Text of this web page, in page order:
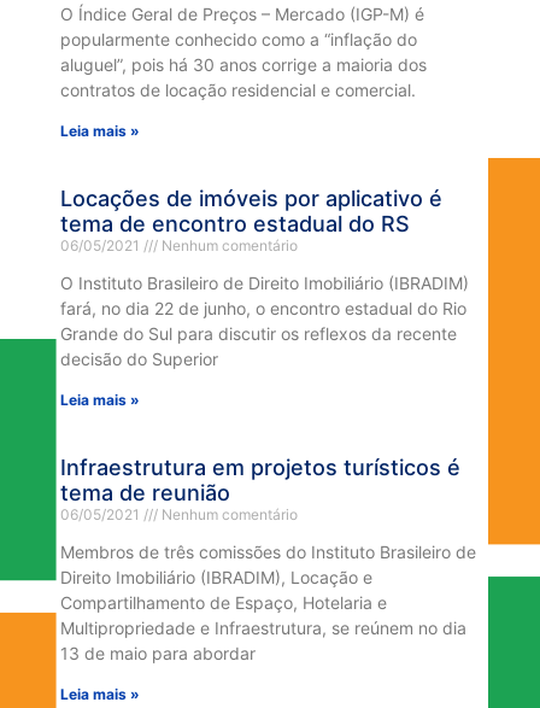
O Índice Geral de Preços – Mercado (IGP-M) é
popularmente conhecido como a “inflação do
aluguel”, pois há 30 anos corrige a maioria dos
contratos de locação residencial e comercial.
Leia mais »
Locações de imóveis por aplicativo é
tema de encontro estadual do RS
06/05/2021 Nenhum comentário
O Instituto Brasileiro de Direito Imobiliário (IBRADIM)
fará, no dia 22 de junho, o encontro estadual do Rio
Grande do Sul para discutir os reflexos da recente
decisão do Superior
Leia mais »
Infraestrutura em projetos turísticos é
tema de reunião
06/05/2021 Nenhum comentário
Membros de três comissões do Instituto Brasileiro de
Direito Imobiliário (IBRADIM), Locação e
Compartilhamento de Espaço, Hotelaria e
Multipropriedade e Infraestrutura, se reúnem no dia
13 de maio para abordar
Leia mais »